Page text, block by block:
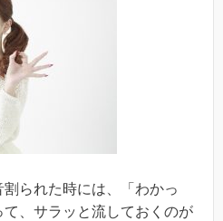
られた時には、「わかっ
、サラッと流しておくのが